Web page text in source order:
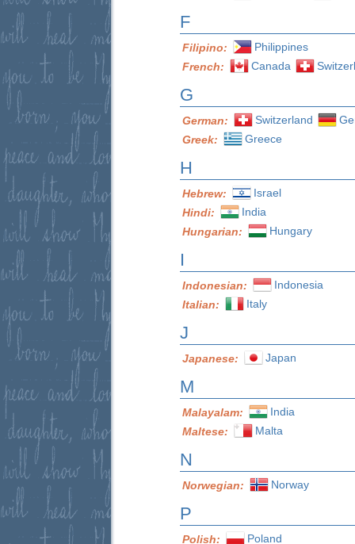
F
Filipino:
Philippines
French:
Canada
G
German: Switzerland
Greek:
Greece
H
Hebrew:
Israel
Hindi:
India
Hungarian:
Hungary
I
Indonesian:
Indonesia
Italian:
Italy
J
Japanese: Japan
M
Malayalam:
India
Maltese:
Malta
N
Norwegian: Norway
P
Polish:
Poland